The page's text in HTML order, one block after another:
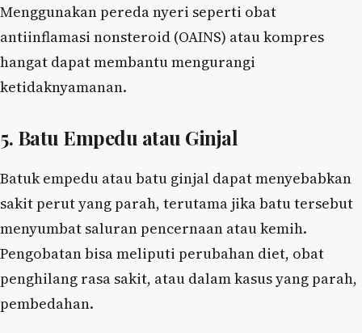
Menggunakan pereda nyeri seperti obat
antiinflamasi nonsteroid (OAINS) atau kompres
hangat dapat membantu mengurangi
ketidaknyamanan.
5. Batu Empedu atau Ginjal
Batuk empedu atau batu ginjal dapat menyebabkan
sakit perut yang parah, terutama jika batu tersebut
menyumbat saluran pencernaan atau kemih.
Pengobatan bisa meliputi perubahan diet, obat
penghilang rasa sakit, atau dalam kasus yang parah,
pembedahan.